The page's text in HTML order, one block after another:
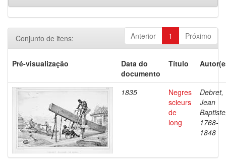
Anterior 1 Próximo
Conjunto de itens:
Pré-visualização
Data do
documento
Título
1835
Negres
scieurs
de
long
Debret,
Jean
1768-
1848